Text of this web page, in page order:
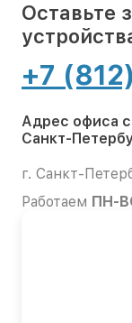
Оставьте
+7
Адрес офиса
Санкт-
г. Санкт-
Работаем ПН-